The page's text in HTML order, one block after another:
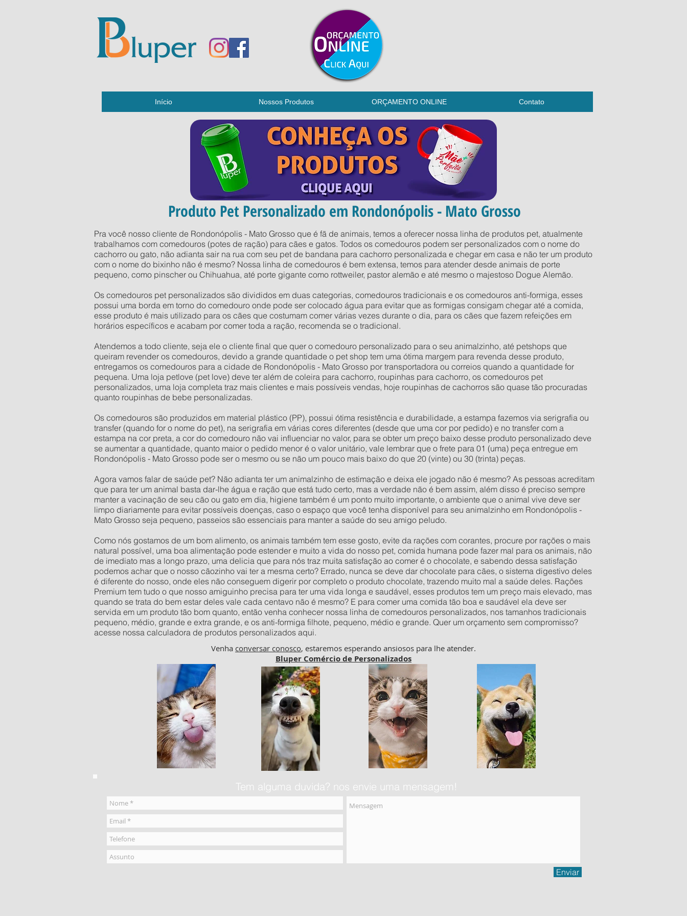
Início Nossos Produtos ORÇAMENTO ONLINE Contato
Produto Pet Personalizado em Rondonópolis - Mato Grosso
Pra você nosso cliente de Rondonópolis - Mato Grosso que é fã de animais, temos a oferecer nossa linha de produtos pet, atualmente
trabalhamos com comedouros (potes de ração) para cães e gatos. Todos os comedouros podem ser personalizados com o nome do
cachorro ou gato, não adianta sair na rua com seu pet de bandana para cachorro personalizada e chegar em casa e não ter um produto
com o nome do bixinho não é mesmo? Nossa linha de comedouros é bem extensa, temos para atender desde animais de porte
pequeno, como pinscher ou Chihuahua, até porte gigante como rottweiler, pastor alemão e até mesmo o majestoso Dogue Alemão.
Os comedouros pet personalizados são divididos em duas categorias, comedouros tradicionais e os comedouros anti-formiga, esses
possui uma borda em torno do comedouro onde pode ser colocado água para evitar que as formigas consigam chegar até a comida,
esse produto é mais utilizado para os cães que costumam comer várias vezes durante o dia, para os cães que fazem refeições em
horários específicos e acabam por comer toda a ração, recomenda se o tradicional.
Atendemos a todo cliente, seja ele o cliente final que quer o comedouro personalizado para o seu animalzinho, até petshops que
queiram revender os comedouros, devido a grande quantidade o pet shop tem uma ótima margem para revenda desse produto,
entregamos os comedouros para a cidade de Rondonópolis - Mato Grosso por transportadora ou correios quando a quantidade for
pequena. Uma loja petlove (pet love) deve ter além de coleira para cachorro, roupinhas para cachorro, os comedouros pet
personalizados, uma loja completa traz mais clientes e mais possíveis vendas, hoje roupinhas de cachorros são quase tão procuradas
quanto roupinhas de bebe personalizadas.
Os comedouros são produzidos em material plástico (PP), possui ótima resistência e durabilidade, a estampa fazemos via serigrafia ou
transfer (quando for o nome do pet), na serigrafia em várias cores diferentes (desde que uma cor por pedido) e no transfer com a
estampa na cor preta, a cor do comedouro não vai influenciar no valor, para se obter um preço baixo desse produto personalizado deve
se aumentar a quantidade, quanto maior o pedido menor é o valor unitário, vale lembrar que o frete para 01 (uma) peça entregue em
Rondonópolis - Mato Grosso pode ser o mesmo ou se não um pouco mais baixo do que 20 (vinte) ou 30 (trinta) peças.
Agora vamos falar de saúde pet? Não adianta ter um animalzinho de estimação e deixa ele jogado não é mesmo? As pessoas acreditam
que para ter um animal basta dar-lhe água e ração que está tudo certo, mas a verdade não é bem assim, além disso é preciso sempre
manter a vacinação de seu cão ou gato em dia, higiene também é um ponto muito importante, o ambiente que o animal vive deve ser
limpo diariamente para evitar possíveis doenças, caso o espaço que você tenha disponível para seu animalzinho em Rondonópolis -
Mato Grosso seja pequeno, passeios são essenciais para manter a saúde do seu amigo peludo.
Como nós gostamos de um bom alimento, os animais também tem esse gosto, evite da rações com corantes, procure por rações o mais
natural possível, uma boa alimentação pode estender e muito a vida do nosso pet, comida humana pode fazer mal para os animais, não
de imediato mas a longo prazo, uma delicia que para nós traz muita satisfação ao comer é o chocolate, e sabendo dessa satisfação
podemos achar que o nosso cãozinho vai ter a mesma certo? Errado, nunca se deve dar chocolate para cães, o sistema digestivo deles
é diferente do nosso, onde eles não conseguem digerir por completo o produto chocolate, trazendo muito mal a saúde deles. Rações
Premium tem tudo o que nosso amiguinho precisa para ter uma vida longa e saudável, esses produtos tem um preço mais elevado, mas
quando se trata do bem estar deles vale cada centavo não é mesmo? E para comer uma comida tão boa e saudável ela deve ser
servida em um produto tão bom quanto, então venha conhecer nossa linha de comedouros personalizados, nos tamanhos tradicionais
pequeno, médio, grande e extra grande, e os anti-formiga filhote, pequeno, médio e grande. Quer um orçamento sem compromisso?
acesse nossa calculadora de produtos personalizados aqui.
Venha conversar conosco, estaremos esperando ansiosos para lhe atender.
Bluper Comércio de Personalizados
Tem alguma duvida? nos envie uma mensagem!
Enviar